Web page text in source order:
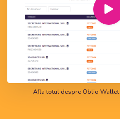
Afla totul despre Oblio Wallet